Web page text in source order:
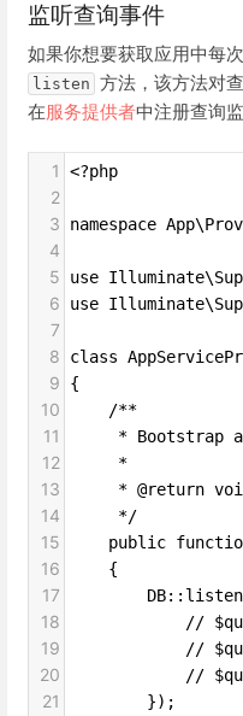
监听查询事件
如果你想要获取应用中每
listen 方法，该方法对
在服务提供者中注册查询
1 <?php
2
3
namespace
4
5
use
6 use
7
8
class
9 {
10
    /**
11
* Bootstrap
12
     *
13
* @return
14
     */
15
public
16
    {
17
18
//
19
//
20
//
21
        });